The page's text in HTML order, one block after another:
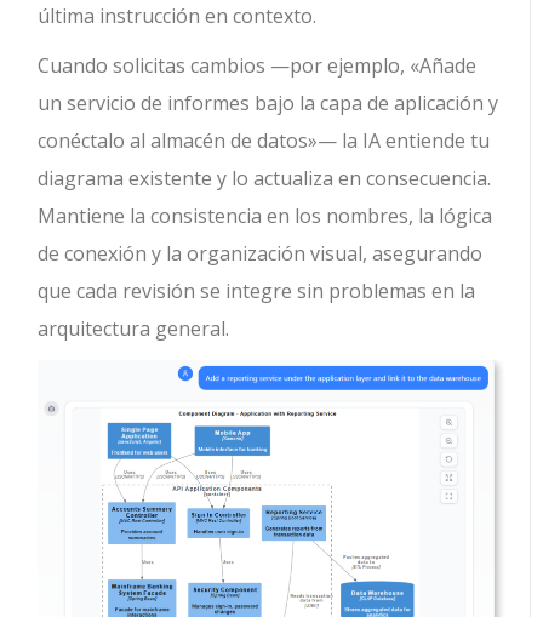
última instrucción en contexto.
Cuando solicitas cambios —por ejemplo, «Añade
un servicio de informes bajo la capa de aplicación y
conéctalo al almacén de datos»— la IA entiende tu
diagrama existente y lo actualiza en consecuencia.
Mantiene la consistencia en los nombres, la lógica
de conexión y la organización visual, asegurando
que cada revisión se integre sin problemas en la
arquitectura general.